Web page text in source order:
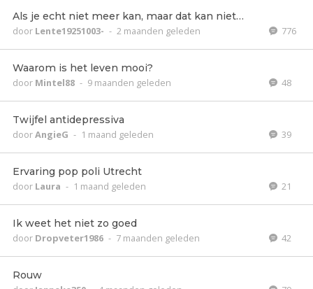
Als je echt niet meer kan, maar dat kan niet…
door Lente19251003- - 2 maanden geleden 776
Waarom is het leven mooi?
door Mintel88 - 9 maanden geleden 48
Twijfel antidepressiva
doorAngieG - 1 maand geleden 39
Ervaring pop poli Utrecht
door Laura - 1 maand geleden 21
Ik weet het niet zo goed
door Dropveter1986 - 7 maanden geleden 42
Rouw